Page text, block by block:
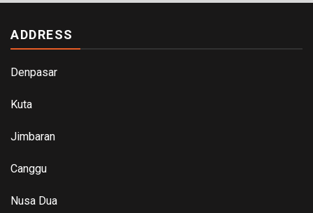
ADDRESS
Denpasar
Kuta
Jimbaran
Canggu
Nusa Dua